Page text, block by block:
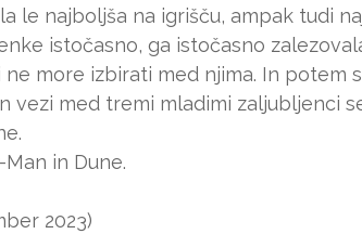
le najboljša na igrišču, ampak tudi
istočasno, ga istočasno
more izbirati med njima. In potem
vezi med tremi mladimi zaljubljenci
in Dune.
2023)